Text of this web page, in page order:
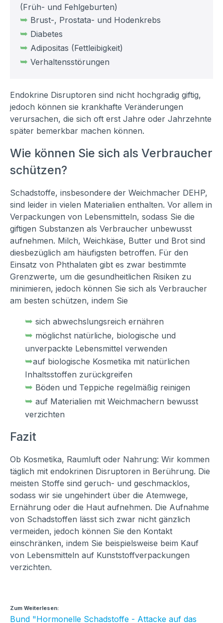
(Früh- und Fehlgeburten)
➥ Brust-, Prostata- und Hodenkrebs
➥ Diabetes
➥ Adipositas (Fettleibigkeit)
➥ Verhaltensstörungen
Endokrine Disruptoren sind nicht hochgradig giftig,
jedoch können sie krankhafte Veränderungen
verursachen, die sich oft erst Jahre oder Jahrzehnte
später bemerkbar machen können.
Wie können Sie sich als Verbraucher
schützen?
Schadstoffe, insbesondere der Weichmacher DEHP,
sind leider in vielen Materialien enthalten. Vor allem in
Verpackungen von Lebensmitteln, sodass Sie die
giftigen Substanzen als Verbraucher unbewusst
aufnehmen. Milch, Weichkäse, Butter und Brot sind
diesbezüglich am häufigsten betroffen. Für den
Einsatz von Phthalaten gibt es zwar bestimmte
Grenzwerte, um die gesundheitlichen Risiken zu
minimieren, jedoch können Sie sich als Verbraucher
am besten schützen, indem Sie
➥ sich abwechslungsreich ernähren
➥ möglichst natürliche, biologische und
unverpackte Lebensmittel verwenden
➥auf biologische Kosmetika mit natürlichen
Inhaltsstoffen zurückgreifen
➥ Böden und Teppiche regelmäßig reinigen
➥ auf Materialien mit Weichmachern bewusst
verzichten
Fazit
Ob Kosmetika, Raumluft oder Nahrung: Wir kommen
täglich mit endokrinen Disruptoren in Berührung. Die
meisten Stoffe sind geruch- und geschmacklos,
sodass wir sie ungehindert über die Atemwege,
Ernährung oder die Haut aufnehmen. Die Aufnahme
von Schadstoffen lässt sich zwar nicht gänzlich
vermeiden, jedoch können Sie den Kontakt
einschränken, indem Sie beispielsweise beim Kauf
von Lebensmitteln auf Kunststoffverpackungen
verzichten.
Zum Weiterlesen:
Bund "Hormonelle Schadstoffe - Attacke auf das